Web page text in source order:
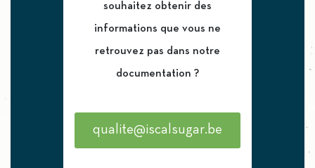
souhaitez obtenir des
informations que vous ne
retrouvez pas dans notre
documentation ?
qualite@iscalsugar.be